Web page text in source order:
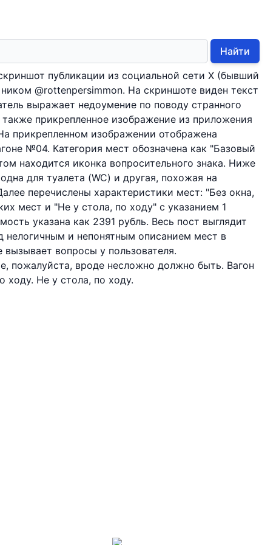
Найти
публикации из социальной сети X (бывший
@rottenpersimmon. На скриншоте виден текст
выражает недоумение по поводу странного
прикрепленное изображение из приложения
прикрепленном изображении отображена
№04. Категория мест обозначена как "Базовый
находится иконка вопросительного знака. Ниже
для туалета (WC) и другая, похожая на
перечислены характеристики мест: "Без окна,
мест и "Не у стола, по ходу" с указанием 1
указана как 2391 рубль. Весь пост выглядит
нелогичным и непонятным описанием мест в
вопросы у пользователя.
пожалуйста, вроде несложно должно быть. Вагон
ходу. Не у стола, по ходу.